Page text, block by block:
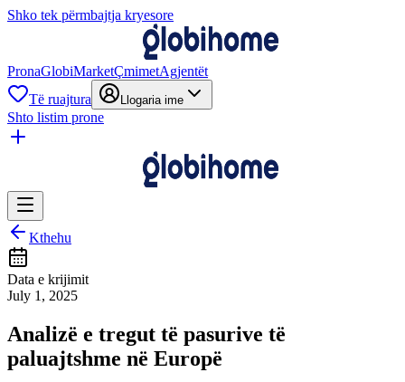
Shko tek përmbajtja kryesore
PronaGlobiMarketÇmimetAgjentët
Të ruajtura
Llogaria ime
Shto listim prone
Kthehu
Data e krijimit
July 1, 2025
Analizë e tregut të pasurive të
paluajtshme në Europë